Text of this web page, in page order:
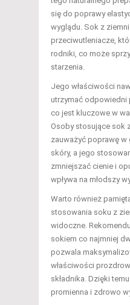
się do poprawy
wyglądu. Sok z
przeciwutleniacze,
rodniki, co może
starzenia.
Jego właściwości
utrzymać odpowiedni
co jest kluczowe w
Osoby stosujące sok
zauważyć poprawę w
skóry, a jego
zmniejszać cienie i
wpływa na młodszy
Warto również
stosowania soku z
widoczne.
sokiem co najmniej
pozwala
właściwości
składnika. Dzięki
promienna i zdrowo